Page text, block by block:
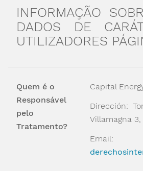
INFORMAÇÃO
DADOS DE
UTILIZADORES
Quem é o
Responsável
pelo
Tratamento?
Capital
Dirección:
Villamagna
Email: